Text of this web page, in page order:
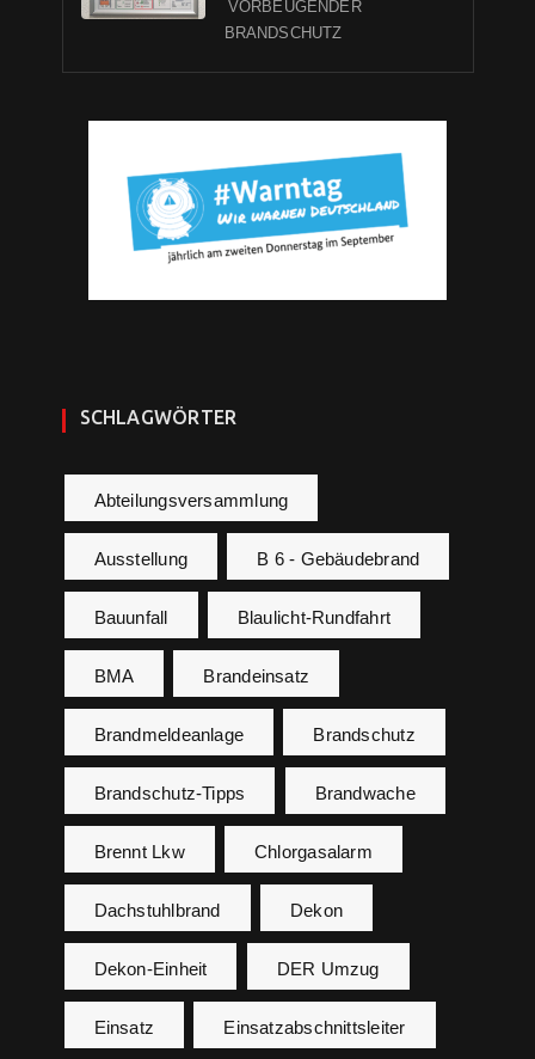
VORBEUGENDER
BRANDSCHUTZ
SCHLAGWÖRTER
Abteilungsversammlung
Ausstellung B 6 - Gebäudebrand
Bauunfall Blaulicht-Rundfahrt
BMA Brandeinsatz
Brandmeldeanlage Brandschutz
Brandschutz-Tipps Brandwache
Brennt Lkw Chlorgasalarm
Dachstuhlbrand Dekon
Dekon-Einheit DER Umzug
Einsatz Einsatzabschnittsleiter